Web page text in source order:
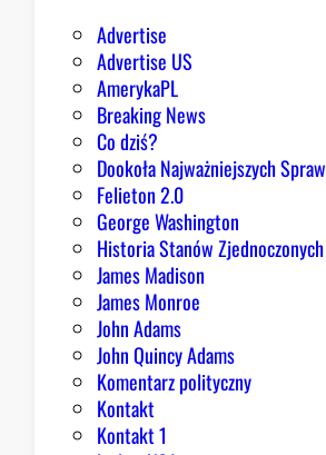
Advertise
Advertise US
AmerykaPL
Breaking News
Co dziś?
Dookoła Najważniejszych Spraw
Felieton 2.0
George Washington
Historia Stanów Zjednoczonych
James Madison
James Monroe
John Adams
John Quincy Adams
Komentarz polityczny
Kontakt
Kontakt 1